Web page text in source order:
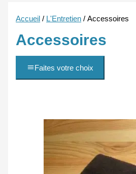
Accueil / L'Entretien / Accessoires
Accessoires
Faites votre choix